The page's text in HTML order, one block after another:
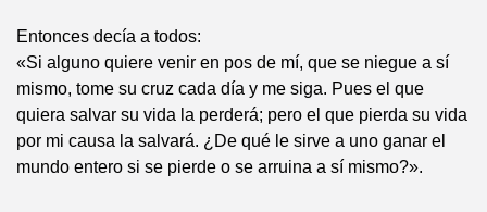
Entonces decía a todos:
«Si alguno quiere venir en pos de mí, que se niegue a sí
mismo, tome su cruz cada día y me siga. Pues el que
quiera salvar su vida la perderá; pero el que pierda su vida
por mi causa la salvará. ¿De qué le sirve a uno ganar el
mundo entero si se pierde o se arruina a sí mismo?».